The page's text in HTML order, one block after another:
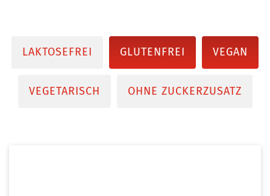
LAKTOSEFREI GLUTENFREI VEGAN
VEGETARISCH OHNE ZUCKERZUSATZ